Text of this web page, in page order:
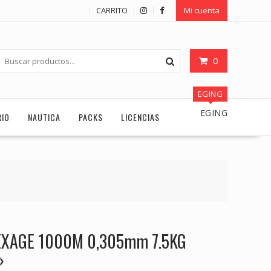
CARRITO Mi cuenta
0
NAUTICA PACKS LICENCIAS
EGING
EGING
1000M 0,305mm 7.5KG